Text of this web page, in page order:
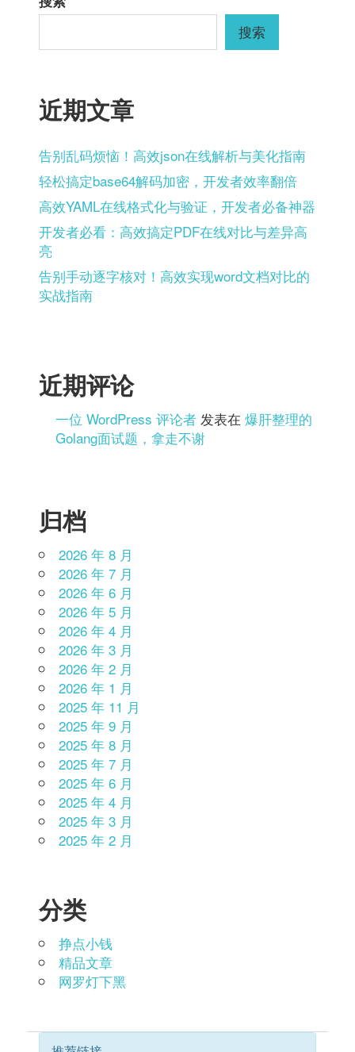
搜索
近期文章
告别乱码烦恼！高效json在线解析与美化指南
轻松搞定base64解码加密，开发者效率翻倍
高效YAML在线格式化与验证，开发者必备神器
开发者必看：高效搞定PDF在线对比与差异高
亮
告别手动逐字核对！高效实现word文档对比的
实战指南
近期评论
一位 WordPress 评论者 发表在爆肝整理的
Golang面试题，拿走不谢
归档
2026 年 8 月
2026 年 7 月
2026 年 6 月
2026 年 5 月
2026 年 4 月
2026 年 3 月
2026 年 2 月
2026 年 1 月
2025 年 11 月
2025 年 9 月
2025 年 8 月
2025 年 7 月
2025 年 6 月
2025 年 4 月
2025 年 3 月
2025 年 2 月
分类
挣点小钱
精品文章
网罗灯下黑